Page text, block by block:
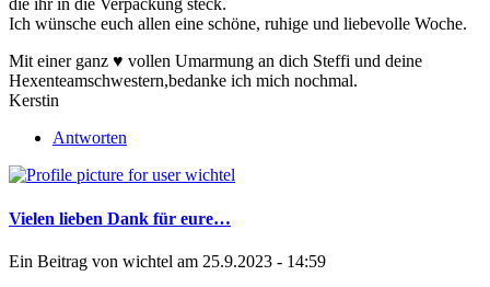
die ihr in die Verpackung steck.
Ich wünsche euch allen eine schöne, ruhige und liebevolle Woche.
Mit einer ganz ♥ vollen Umarmung an dich Steffi und deine
Hexenteamschwestern,bedanke ich mich nochmal.
Kerstin
Antworten
Vielen lieben Dank für eure…
Ein Beitrag von wichtel am 25.9.2023 - 14:59